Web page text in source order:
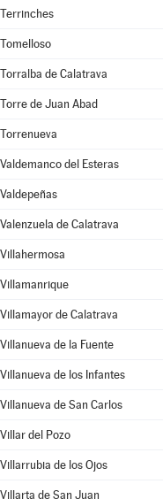
Terrinches
Tomelloso
Torralba de Calatrava
Torre de Juan Abad
Torrenueva
Valdemanco del Esteras
Valdepeñas
Valenzuela de Calatrava
Villahermosa
Villamanrique
Villamayor de Calatrava
Villanueva de la Fuente
Villanueva de los Infantes
Villanueva de San Carlos
Villar del Pozo
Villarrubia de los Ojos
Villarta de San Juan